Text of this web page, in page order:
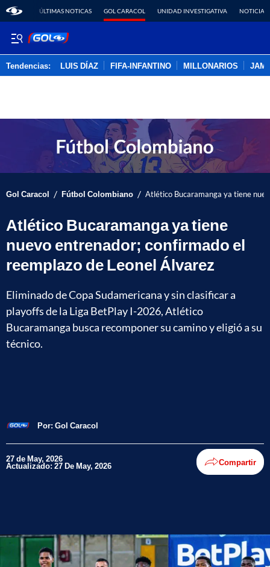
ÚLTIMAS NOTICAS GOL CARACOL UNIDAD INVESTIGATIVA NOTICIAS
Tendencias: LUIS DÍAZ FIFA-INFANTINO MILLONARIOS
Gol Caracol / Fútbol Colombiano / Atlético Bucaramanga ya tiene
Atlético Bucaramanga ya tiene
nuevo entrenador; confirmado el
reemplazo de Leonel Álvarez
Eliminado de Copa Sudamericana y sin clasificar a
playoffs de la Liga BetPlay I-2026, Atlético
Bucaramanga busca recomponer su camino y eligió a su
técnico.
Por: Gol Caracol
27 de May, 2026
Actualizado: 27 De May, 2026 Compartir